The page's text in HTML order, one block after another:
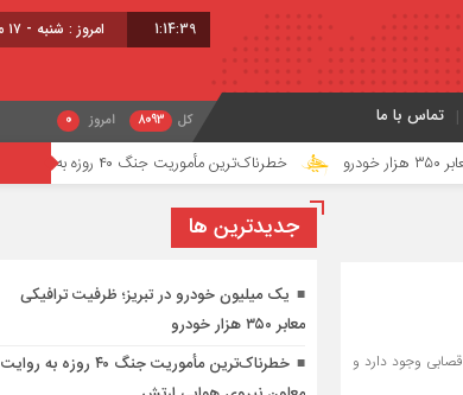
1:14:39 امروز : شنبه - ۱۷ مرداد - ۱۴۰۵
تماس با ما کل 8093 امروز 0
خطرناک‌ترین مأموریت جنگ ۴۰ روزه به روایت معاون نیروی هوایی ارتش
مدیرعامل سازمان کشتارگاه صنعتی تبریز گفت: در سطح شهر تبریز، حدود یک هزار و ۲۰۰ قصابی وجود دارد و
جديدترين ها
یک میلیون خودرو در تبریز؛ ظرفیت ترافیکی
معابر ۳۵۰ هزار خودرو
خطرناک‌ترین مأموریت جنگ ۴۰ روزه به روایت